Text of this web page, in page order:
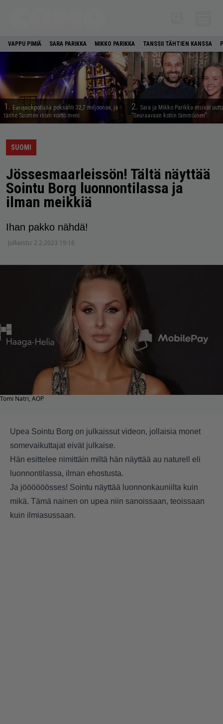
VAPPU PIMIÄ SARA PARIKKA MIKKO PARIKKA TANSSII TÄHTIEN KANSSA
1. Eurojackpotissa poksahti 32,7 miljoonaa, ja
tänne Suomen isoin voitto meni
2. Sara ja Mikko Parikka etsivät
”Seuraavaan kotiin tämmöinen”
SUOMI
Jössesmaarleissön! Tältä näyttää
Sointu Borg luonnontilassa ja
ilman meikkiä
Ihan pakko nähdä!
Julkaistu: 2.2.2023 19:16
Tomi Natri, AOP
Upea Sointu Borg on julkaissut videon, jollaisia monet
somevaikuttajat eivät julkaise.
Hän esittelee nimittäin miltä hän näyttää au naturell eli
luonnontilassa, ilman ehostusta.
Ja jöööööösses! Sointu näyttää luonnonkauniilta kuin
mikä. Tämä nainen on upea niin sanoissaan, teoissaan
kuin ilmiasussaan.